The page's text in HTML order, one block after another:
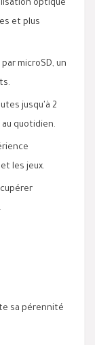
optique
et plus
microSD, un
jusqu'à 2
quotidien.
les jeux.
sa pérennité